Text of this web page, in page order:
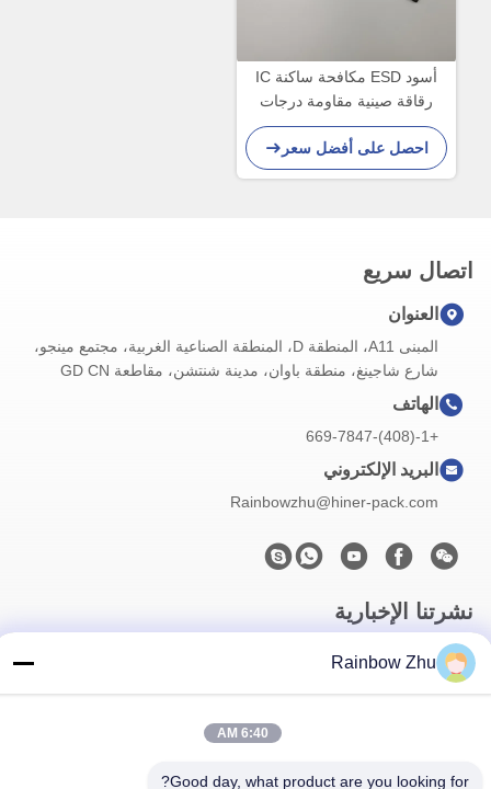
أسود ESD مكافحة ساكنة IC
رقاقة صينية مقاومة درجات
الحرارة العالية لتحميل الياقوت
احصل على أفضل سعر
اتصال سريع
العنوان
المبنى A11، المنطقة D، المنطقة الصناعية الغربية، مجتمع مينجو،
شارع شاجينغ، منطقة باوان، مدينة شنتشن، مقاطعة GD CN
الهاتف
+1-(408)-669-7847
البريد الإلكتروني
Rainbowzhu@hiner-pack.com
نشرتنا الإخبارية
اشترك في نشرتنا الإخبارية للحصول على خصومات وأكثر.
Rainbow Zhu
6:40 AM
Good day, what product are you looking for?